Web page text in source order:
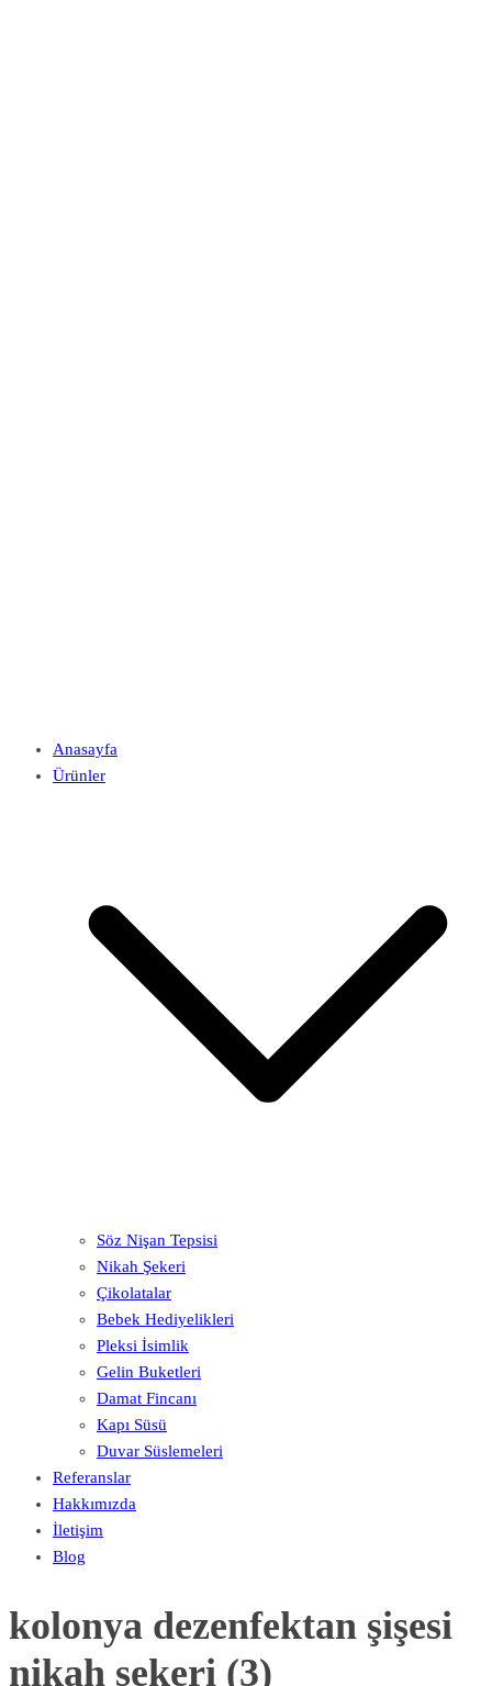
Anasayfa
Ürünler
Söz Nişan Tepsisi
Nikah Şekeri
Çikolatalar
Bebek Hediyelikleri
Pleksi İsimlik
Gelin Buketleri
Damat Fincanı
Kapı Süsü
Duvar Süslemeleri
Referanslar
Hakkımızda
İletişim
Blog
kolonya dezenfektan şişesi
nikah şekeri (3)